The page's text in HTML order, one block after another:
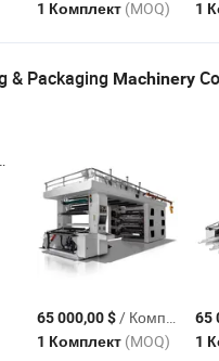
1 Комплект (MOQ) 1
& Packaging Machinery
65 000,00 $/ Комплект
1 Комплект (MOQ)
65
1